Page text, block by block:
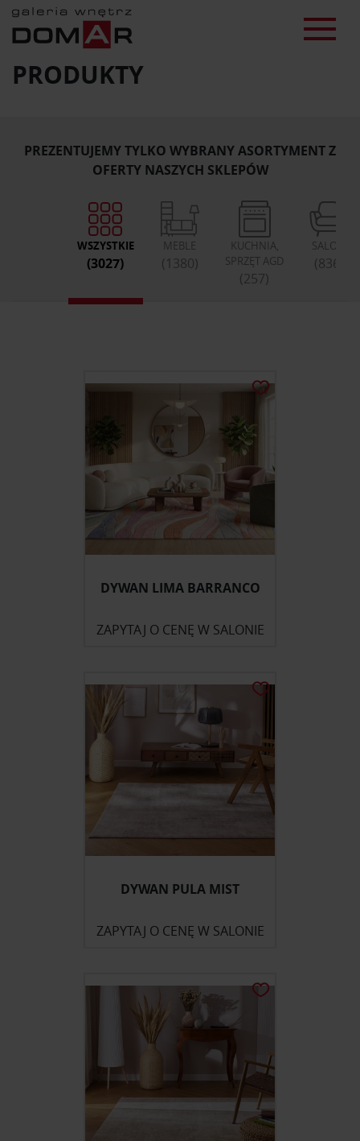
PRODUKTY
PREZENTUJEMY TYLKO WYBRANY ASORTYMENT Z
OFERTY NASZYCH SKLEPÓW
WSZYSTKIE
(3027)
MEBLE
(1380)
KUCHNIA,
SPRZĘT AGD
(257)
SALON
(836)
DYWAN LIMA BARRANCO
ZAPYTAJ O CENĘ W SALONIE
DYWAN PULA MIST
ZAPYTAJ O CENĘ W SALONIE